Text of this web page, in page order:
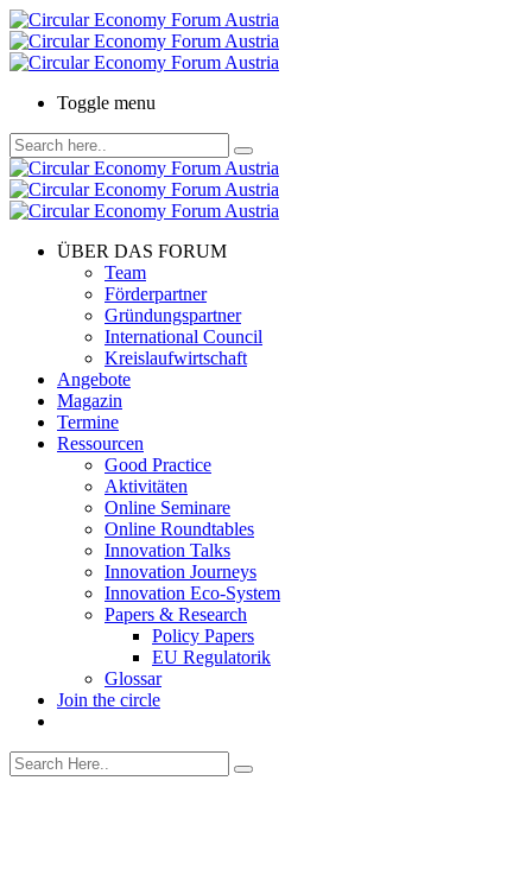
Toggle menu
ÜBER DAS FORUM
Team
Förderpartner
Gründungspartner
International Council
Kreislaufwirtschaft
Angebote
Magazin
Termine
Ressourcen
Good Practice
Aktivitäten
Online Seminare
Online Roundtables
Innovation Talks
Innovation Journeys
Innovation Eco-System
Papers & Research
Policy Papers
EU Regulatorik
Glossar
Join the circle